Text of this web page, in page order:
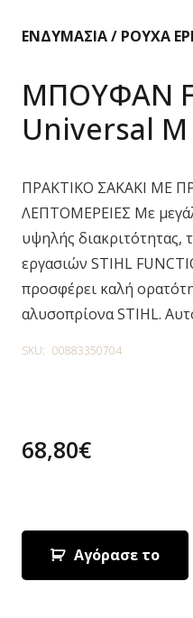
ΕΝΔΥΜΑΣΙΑ / ΡΟΥΧΑ
ΜΠΟΥΦΑΝ
Universal Μ
ΠΡΑΚΤΙΚΟ ΣΑΚΑΚΙ ΜΕ
ΛΕΠΤΟΜΕΡΕΙΕΣ Με
υψηλής διακριτότητας,
εργασιών STIHL
προσφέρει καλή
αλυσοπρίονα STIHL.
SKU: 00883350704
68,80€
Αγόρασε το